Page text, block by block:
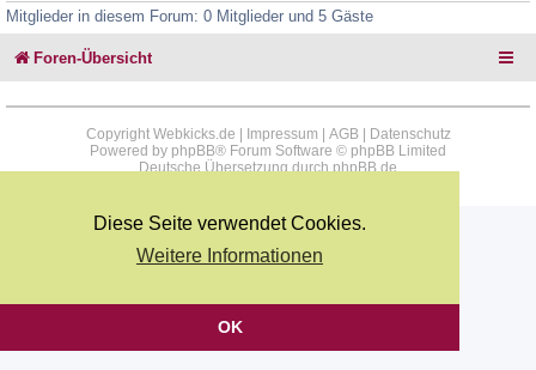
Diese Seite verwendet Cookies.
Weitere Informationen
OK
Mitglieder in diesem Forum: 0 Mitglieder und 5 Gäste
Foren-Übersicht
Copyright Webkicks.de | Impressum AGB|
Datenschutz
Powered by phpBB® Forum Software © phpBB Limited
Deutsche Übersetzung durchphpBB.de